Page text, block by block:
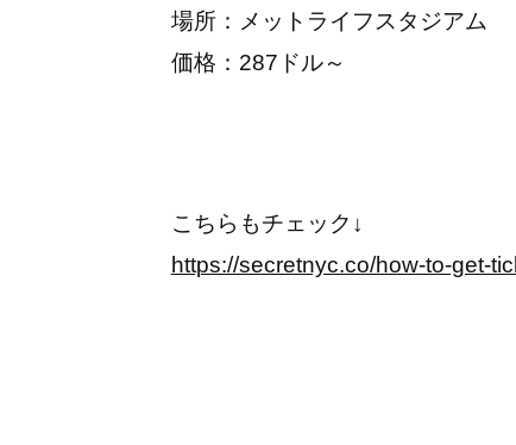
場所：メットライフスタジアム
価格：287ドル～
こちらもチェック↓
https://secretnyc.co/how-to-get-